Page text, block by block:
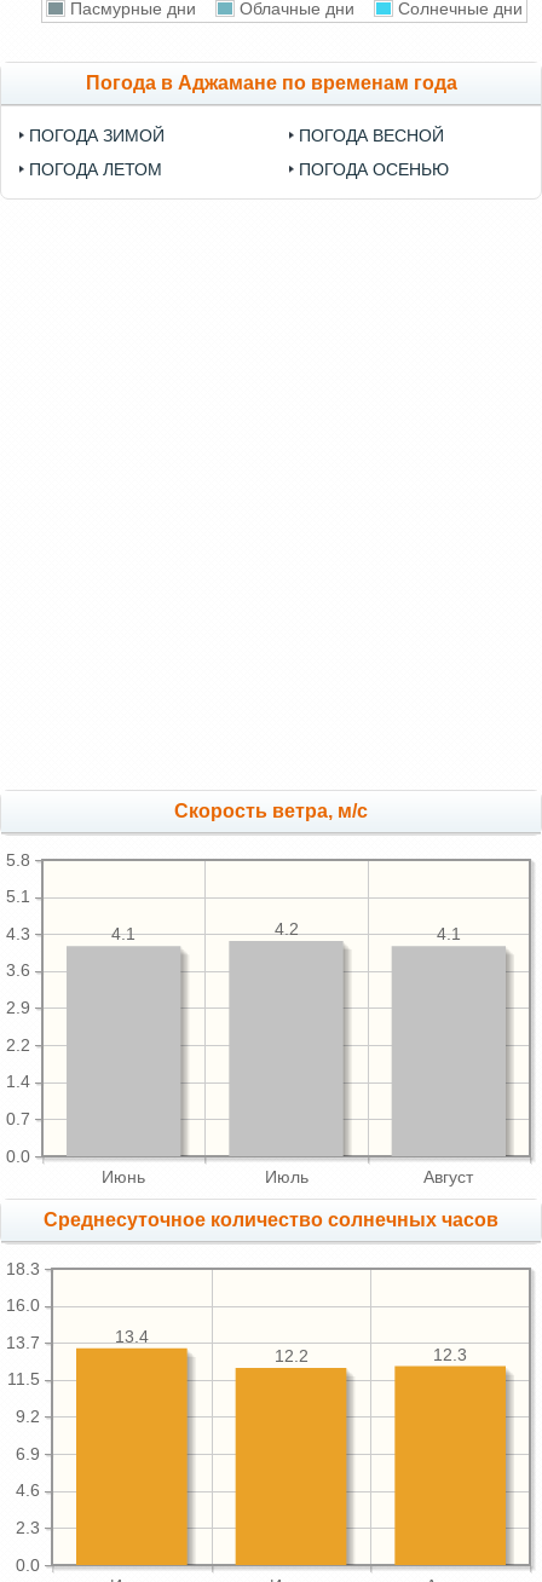
Пасмурные дни Облачные дни Солнечные дни
Погода в Аджамане по временам года
ПОГОДА ЗИМОЙ
ПОГОДА ЛЕТОМ
ПОГОДА ВЕСНОЙ
ПОГОДА ОСЕНЬЮ
Скорость ветра, м/с
Июнь Июль Август
0.0
0.7
1.4
2.2
2.9
3.6
4.3
5.1
5.8
4.1
4.2
4.1
Среднесуточное количество солнечных часов
0.0
2.3
4.6
6.9
9.2
11.5
13.7
16.0
18.3
12.3
12.2
13.4